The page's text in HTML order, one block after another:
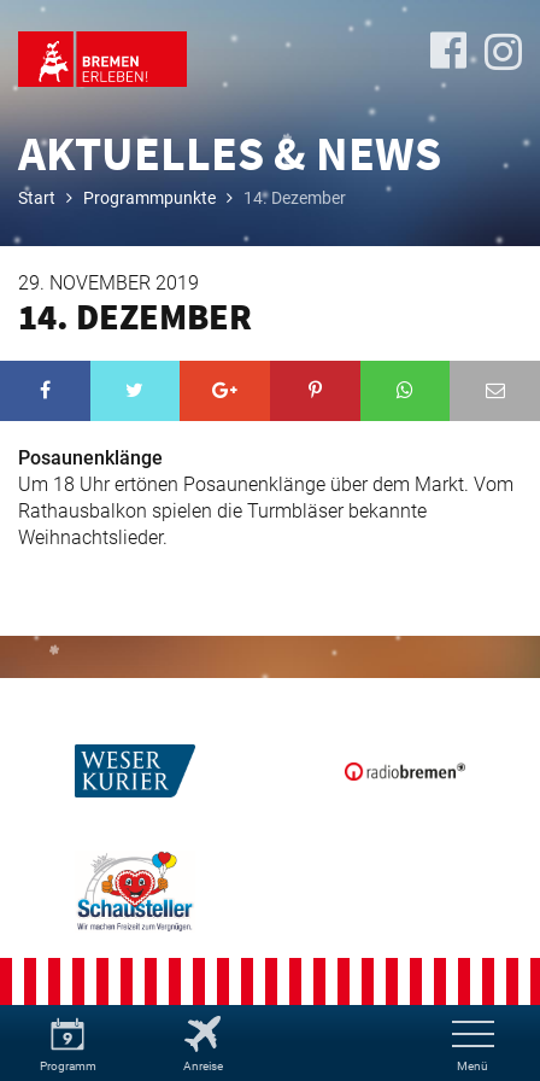
Das
Anreise
Programm Anreise Menü
AKTUELLES & NEWS
Start Programmpunkte 14. Dezember
29. NOVEMBER 2019
14. DEZEMBER
Posaunenklänge
Um 18 Uhr ertönen Posaunenklänge über dem Markt. Vom
Rathausbalkon spielen die Turmbläser bekannte
Weihnachtslieder.